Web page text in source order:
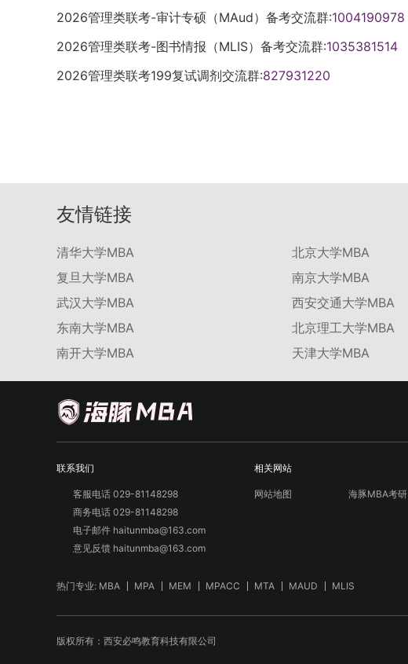
2026管理类联考-审计专硕（MAud）备考交流群:1004190978
2026管理类联考-图书情报（MLIS）备考交流群:1035381514
2026管理类联考199复试调剂交流群:827931220
友情链接
清华大学MBA 北京大学MBA
复旦大学MBA
南京大学MBA
武汉大学MBA
西安交通大学MBA
东南大学MBA
北京理工大学MBA
南开大学MBA
天津大学MBA
联系我们
客服电话 029-81148298
商务电话 029-81148298
电子邮件 haitunmba@163.com
意见反馈 haitunmba@163.com
相关网站
网站地图 海豚MBA考研
热门专业: MBA MPA MEM MPACC MTA MAUD MLIS
版权所有：西安必鸣教育科技有限公司